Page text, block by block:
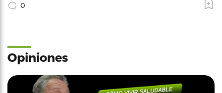
0
Opiniones